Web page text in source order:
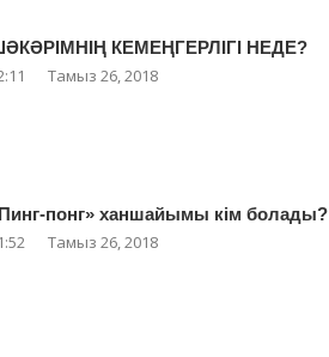
КЕМЕҢГЕРЛІГІ НЕДЕ?
Тамыз 26, 2018
понг» ханшайымы кім болады?
Тамыз 26, 2018